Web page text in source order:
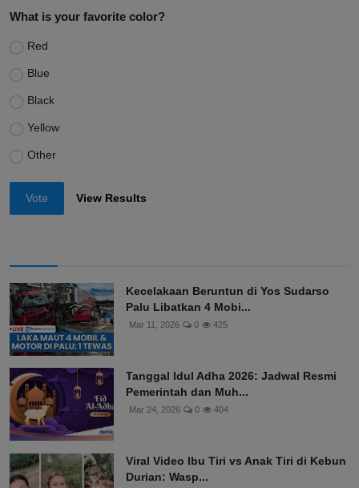
What is your favorite color?
Red
Blue
Black
Yellow
Other
Vote View Results
Kecelakaan Beruntun di Yos Sudarso
Palu Libatkan 4 Mobi...
Mar 11, 2026 0 425
Tanggal Idul Adha 2026: Jadwal Resmi
Pemerintah dan Muh...
Mar 24, 2026 0 404
Viral Video Ibu Tiri vs Anak Tiri di Kebun
Durian: Wasp...